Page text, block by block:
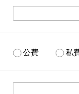
公費 私